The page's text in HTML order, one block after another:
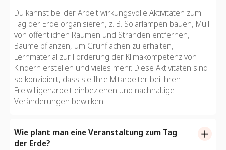
Du kannst bei der Arbeit wirkungsvolle Aktivitäten zum
Tag der Erde organisieren, z. B. Solarlampen bauen, Müll
von öffentlichen Räumen und Stränden entfernen,
Bäume pflanzen, um Grünflächen zu erhalten,
Lernmaterial zur Förderung der Klimakompetenz von
Kindern erstellen und vieles mehr. Diese Aktivitäten sind
so konzipiert, dass sie Ihre Mitarbeiter bei ihren
Freiwilligenarbeit einbeziehen und nachhaltige
Veränderungen bewirken.
Wie plant man eine Veranstaltung zum Tag
der Erde?